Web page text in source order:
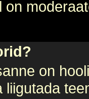
on
on
liigutada